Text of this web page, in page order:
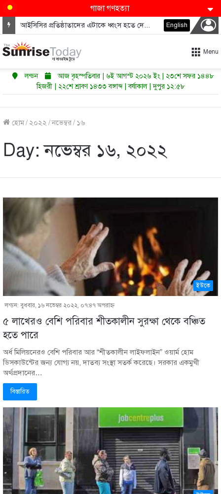
গাজা গণহত্যা
আইসিসির প্রতিষ্ঠাতাদের এটাকে ধ্বংস হতে দেওয়া উচিত নয় English
Menu
লন্ডন
আজ বৃহস্পতিবার | ৬ই আগস্ট ২০২৬ ইং | ২৩শে সফর ১৪৪৮
হিজরী | ২২শে শ্রাবণ ১৪৩৩ বঙ্গাব্দ | বর্ষাকাল | দুপুর ১২:৫৮
হোম/ ২০২২ /নভেম্বর/ ১৬
Day:নভেম্বর ১৬, ২০২২
ইউকে
লন্ডন: বুধবার, ১৬ নভেম্বর ২০২২, ০৭:৪৭ অপরাহ্ণ
৫ লাখেরও বেশি পরিবার শীতকালীন সুরক্ষা থেকে বঞ্চিত
হতে পারে
অর্ধ মিলিয়নেরও বেশি পরিবার আর “শীতকালীন লাইফলাইন” ওয়ার্ম হোম
ডিসকাউন্টের জন্য যোগ্য নয়, দাতব্য সংস্থা সতর্ক করেছে। সরকার একমুখী
অর্থপ্রদানের…
বিস্তারিত